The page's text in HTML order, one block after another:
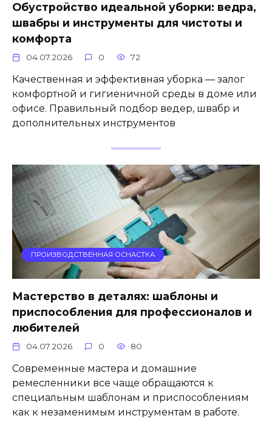
Обустройство идеальной уборки: ведра,
швабры и инструменты для чистоты и
комфорта
04.07.2026 0 72
Качественная и эффективная уборка — залог
комфортной и гигиеничной среды в доме или
офисе. Правильный подбор ведер, швабр и
дополнительных инструментов
ПРОИЗВОДСТВЕННАЯ ОСНАСТКА
Мастерство в деталях: шаблоны и
приспособления для профессионалов и
любителей
04.07.2026 0 80
Современные мастера и домашние
ремесленники все чаще обращаются к
специальным шаблонам и приспособлениям
как к незаменимым инструментам в работе.